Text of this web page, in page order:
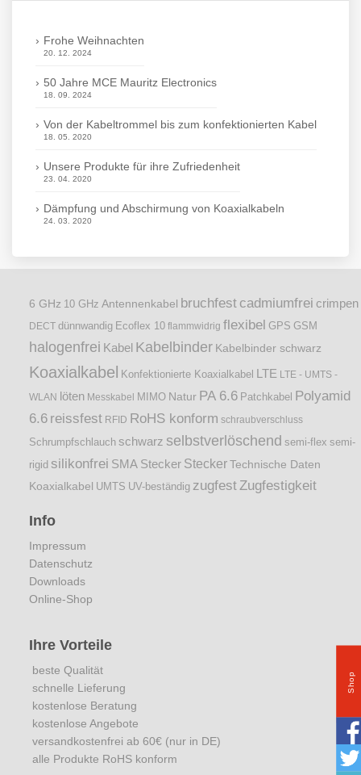
Frohe Weihnachten
20. 12. 2024
50 Jahre MCE Mauritz Electronics
18. 09. 2024
Von der Kabeltrommel bis zum konfektionierten Kabel
18. 05. 2020
Unsere Produkte für ihre Zufriedenheit
23. 04. 2020
Dämpfung und Abschirmung von Koaxialkabeln
24. 03. 2020
6 GHz 10 GHz Antennenkabel bruchfest cadmiumfrei crimpen
DECT dünnwandig Ecoflex 10 flammwidrig flexibel GPS GSM
halogenfrei Kabel Kabelbinder Kabelbinder schwarz
Koaxialkabel Konfektionierte Koaxialkabel LTE LTE - UMTS -
WLAN
löten Messkabel MIMO Natur PA 6.6 Patchkabel Polyamid
6.6 reissfest RFID RoHS konform schraubverschluss
Schrumpfschlauch schwarz selbstverlöschend semi-flex semi-
rigid silikonfrei SMA Stecker Stecker Technische Daten
Koaxialkabel UMTS UV-beständig zugfestZugfestigkeit
Info
Impressum
Datenschutz
Downloads
Online-Shop
Ihre Vorteile
beste Qualität
schnelle Lieferung
kostenlose Beratung
kostenlose Angebote
versandkostenfrei ab 60€ (nur in DE)
alle Produkte RoHS konform
Shop